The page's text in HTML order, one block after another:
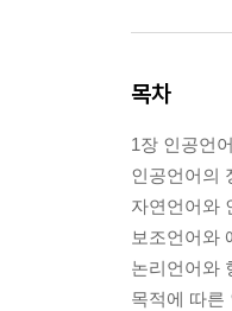
목차
1장 인공언
인공언어의
자연언어와
보조언어와
논리언어와
목적에 따른